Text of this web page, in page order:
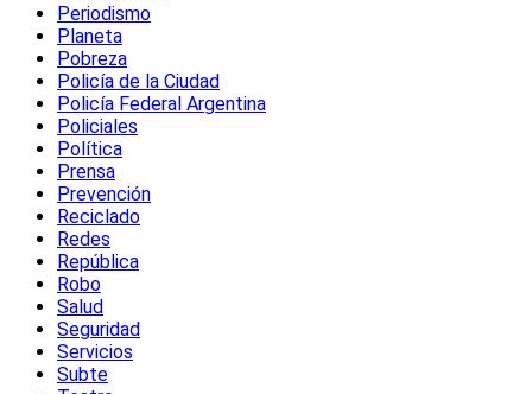
Periodismo
Planeta
Pobreza
Policía de la Ciudad
Policía Federal Argentina
Policiales
Política
Prensa
Prevención
Reciclado
Redes
República
Robo
Salud
Seguridad
Servicios
Subte